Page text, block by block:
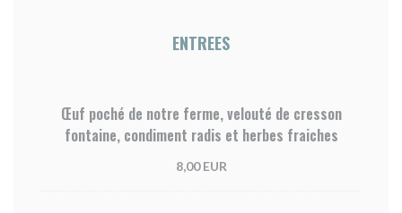
ENTREES
Œuf poché de notre ferme, velouté de cresson
fontaine, condiment radis et herbes fraiches
8,00 EUR